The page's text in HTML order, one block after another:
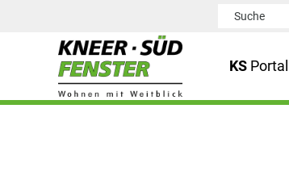
KS Portal